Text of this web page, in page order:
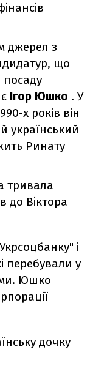
джерел з
що
посаду
Ігор Юшко . У
х років він
український
Ринату
тривала
до Віктора
і
перебували у
Юшко
дочку